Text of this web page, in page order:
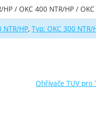
HP / OKC 400 NTR/HP /
NTR/HP Typ: OKC 300 NTR/
Ohřívače TUV pro